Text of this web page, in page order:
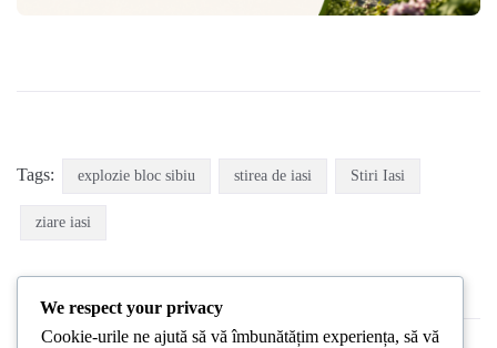
Tags: explozie bloc sibiu stirea de iasi Stiri Iasi
ziare iasi
We respect your privacy
Cookie-urile ne ajută să vă îmbunătățim experiența, să vă